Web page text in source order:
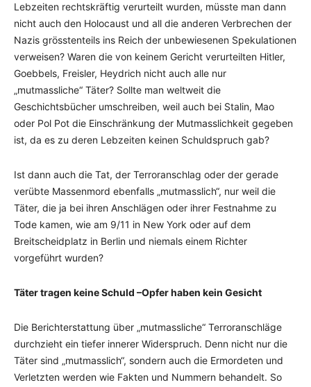
Lebzeiten rechtskräftig verurteilt wurden, müsste man dann
nicht auch den Holocaust und all die anderen Verbrechen der
Nazis grösstenteils ins Reich der unbewiesenen Spekulationen
verweisen? Waren die von keinem Gericht verurteilten Hitler,
Goebbels, Freisler, Heydrich nicht auch alle nur
„mutmassliche“ Täter? Sollte man weltweit die
Geschichtsbücher umschreiben, weil auch bei Stalin, Mao
oder Pol Pot die Einschränkung der Mutmasslichkeit gegeben
ist, da es zu deren Lebzeiten keinen Schuldspruch gab?
Ist dann auch die Tat, der Terroranschlag oder der gerade
verübte Massenmord ebenfalls „mutmasslich“, nur weil die
Täter, die ja bei ihren Anschlägen oder ihrer Festnahme zu
Tode kamen, wie am 9/11 in New York oder auf dem
Breitscheidplatz in Berlin und niemals einem Richter
vorgeführt wurden?
Täter tragen keine Schuld –Opfer haben kein Gesicht
Die Berichterstattung über „mutmassliche“ Terroranschläge
durchzieht ein tiefer innerer Widerspruch. Denn nicht nur die
Täter sind „mutmasslich“, sondern auch die Ermordeten und
Verletzten werden wie Fakten und Nummern behandelt. So